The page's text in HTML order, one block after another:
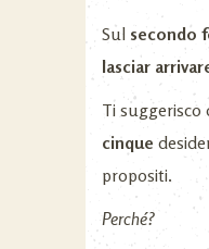
Sul secondo
lasciar
Ti suggerisco
cinque
propositi.
Perché?